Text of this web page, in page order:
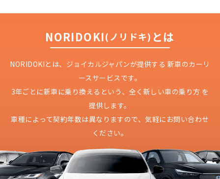
NORIDOKI(ノリドキ) とは
NORIDOKIとは、ジョイカルジャパンが提供する 新車のカーリ
ースサービスです。
3年ごとに新車に乗り換えるという、 全く新しい車の乗り方 を
提供します。
車種によって契約年数は異なりますので、気軽にお問い合わせ
ください。